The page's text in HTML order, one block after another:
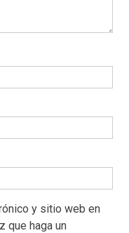
y sitio web en
que haga un